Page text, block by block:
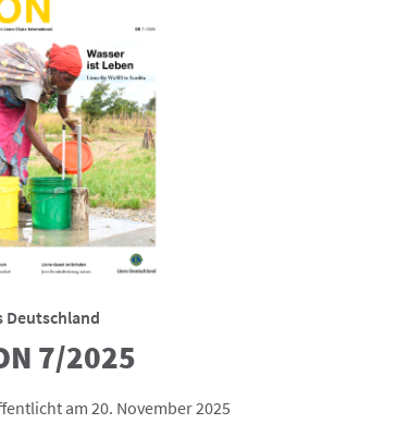
Deutschland
7/2025
am 20. November 2025